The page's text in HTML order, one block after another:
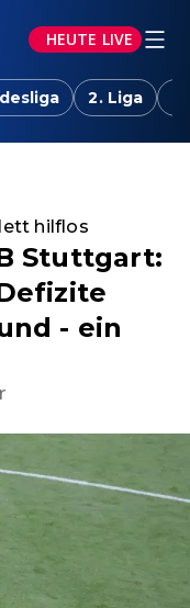
HEUTE LIVE
2. Liga
hilflos
Stuttgart:
- ein